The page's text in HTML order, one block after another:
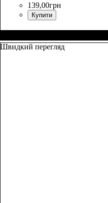
139,00грн
Купити
Швидкий перегляд